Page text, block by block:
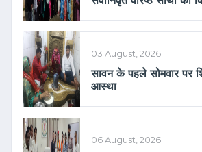
03 August, 2026
सावन के पहले सोमवार पर
आस्था
06 August, 2026